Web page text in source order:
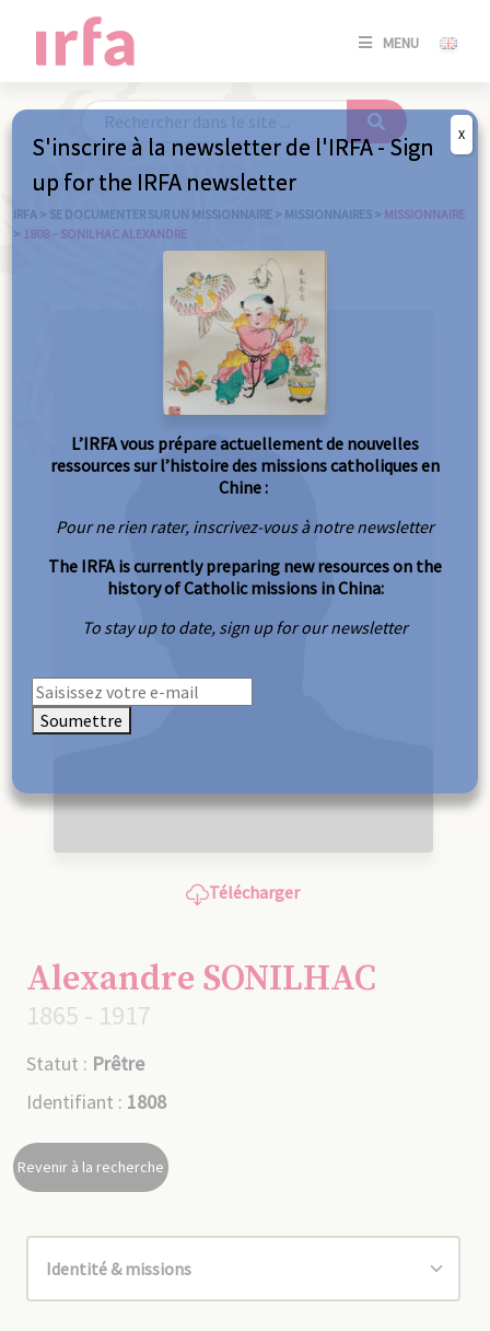
MENU
SE
/
IRFA > SE DOCUMENTER SUR UN MISSIONNAIRE > MISSIONNAIRES > MISSIONNAIRE
> 1808 – SONILHAC ALEXANDRE
Télécharger
Alexandre SONILHAC
1865 - 1917
Statut : Prêtre
Identifiant : 1808
Revenir à la recherche
S'inscrire à la newsletter de l'IRFA - Sign
up for the IRFA newsletter
L’IRFA vous prépare actuellement de nouvelles
ressources sur l’histoire des missions catholiques en
Chine :
Pour ne rien rater, inscrivez-vous à notre newsletter
The IRFA is currently preparing new resources on the
history of Catholic missions in China:
To stay up to date, sign up for our newsletter
Soumettre
X